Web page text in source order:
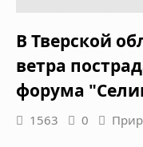
В Тверской
ветра
форума
1563 0